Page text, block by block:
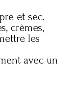
et sec.
crèmes,
les
avec un